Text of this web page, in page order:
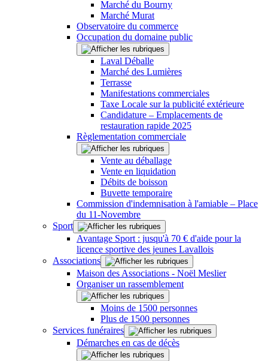
Marché du Bourny
Marché Murat
Observatoire du commerce
Occupation du domaine public
Laval Déballe
Marché des Lumières
Terrasse
Manifestations commerciales
Taxe Locale sur la publicité extérieure
Candidature – Emplacements de
restauration rapide 2025
Règlementation commerciale
Vente au déballage
Vente en liquidation
Débits de boisson
Buvette temporaire
Commission d'indemnisation à l'amiable – Place
du 11-Novembre
Sport
Avantage Sport : jusqu'à 70 € d'aide pour la
licence sportive des jeunes Lavallois
Associations
Maison des Associations - Noël Meslier
Organiser un rassemblement
Moins de 1500 personnes
Plus de 1500 personnes
Services funéraires
Démarches en cas de décès